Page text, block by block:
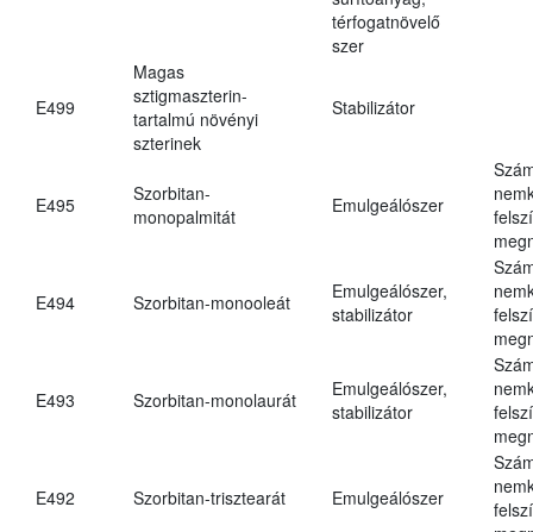
térfogatnövelő
szer
E499
Magas
sztigmaszterin-
tartalmú növényi
szterinek
Stabilizátor
E495
Szorbitan-
monopalmitát
Emulgeálószer
E494 Szorbitan-monooleát
Emulgeálószer,
stabilizátor
E493 Szorbitan-monolaurát
Emulgeálószer,
stabilizátor
E492 Szorbitan-trisztearát Emulgeálószer